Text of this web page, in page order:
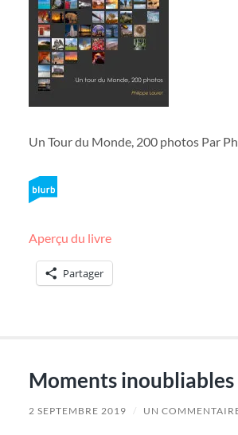
Un Tour du Monde, 200 photos Par
Aperçu du livre
Partager
Moments inoubliables
2 SEPTEMBRE 2019 / UN